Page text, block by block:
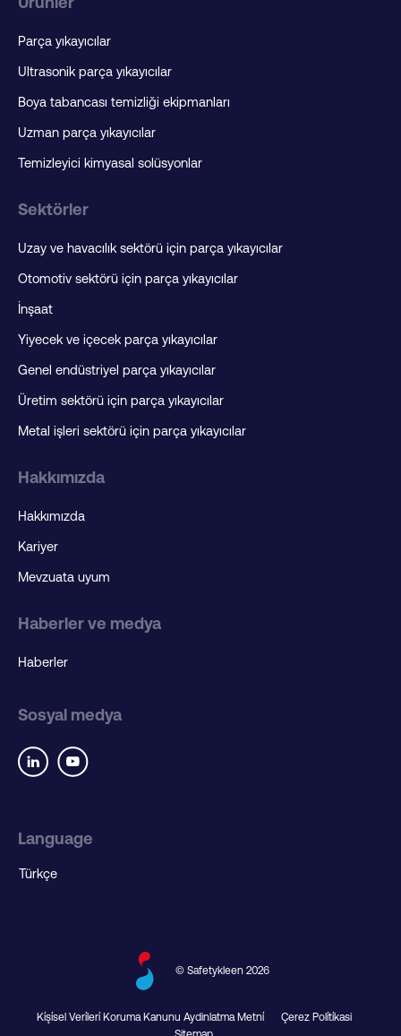
Parça yıkayıcılar
Ultrasonik parça yıkayıcılar
Boya tabancası temizliği ekipmanları
Uzman parça yıkayıcılar
Temizleyici kimyasal solüsyonlar
Sektörler
Uzay ve havacılık sektörü için parça yıkayıcılar
Otomotiv sektörü için parça yıkayıcılar
İnşaat
Yiyecek ve içecek parça yıkayıcılar
Genel endüstriyel parça yıkayıcılar
Üretim sektörü için parça yıkayıcılar
Metal işleri sektörü için parça yıkayıcılar
Hakkımızda
Hakkımızda
Kariyer
Mevzuata uyum
Haberler ve medya
Haberler
Sosyal medya
Language
© Safetykleen 2026
Ki̇şi̇sel Veri̇leri̇ Koruma Kanunu Aydinlatma Metni̇
Çerez Poli̇ti̇kasi